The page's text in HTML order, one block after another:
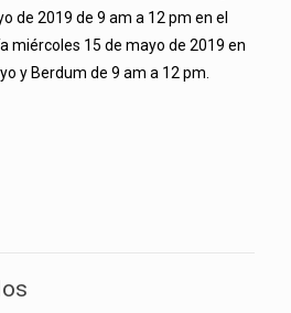
de 2019 de 9 am a 12 pm en el
miércoles 15 de mayo de 2019 en
y Berdum de 9 am a 12 pm.